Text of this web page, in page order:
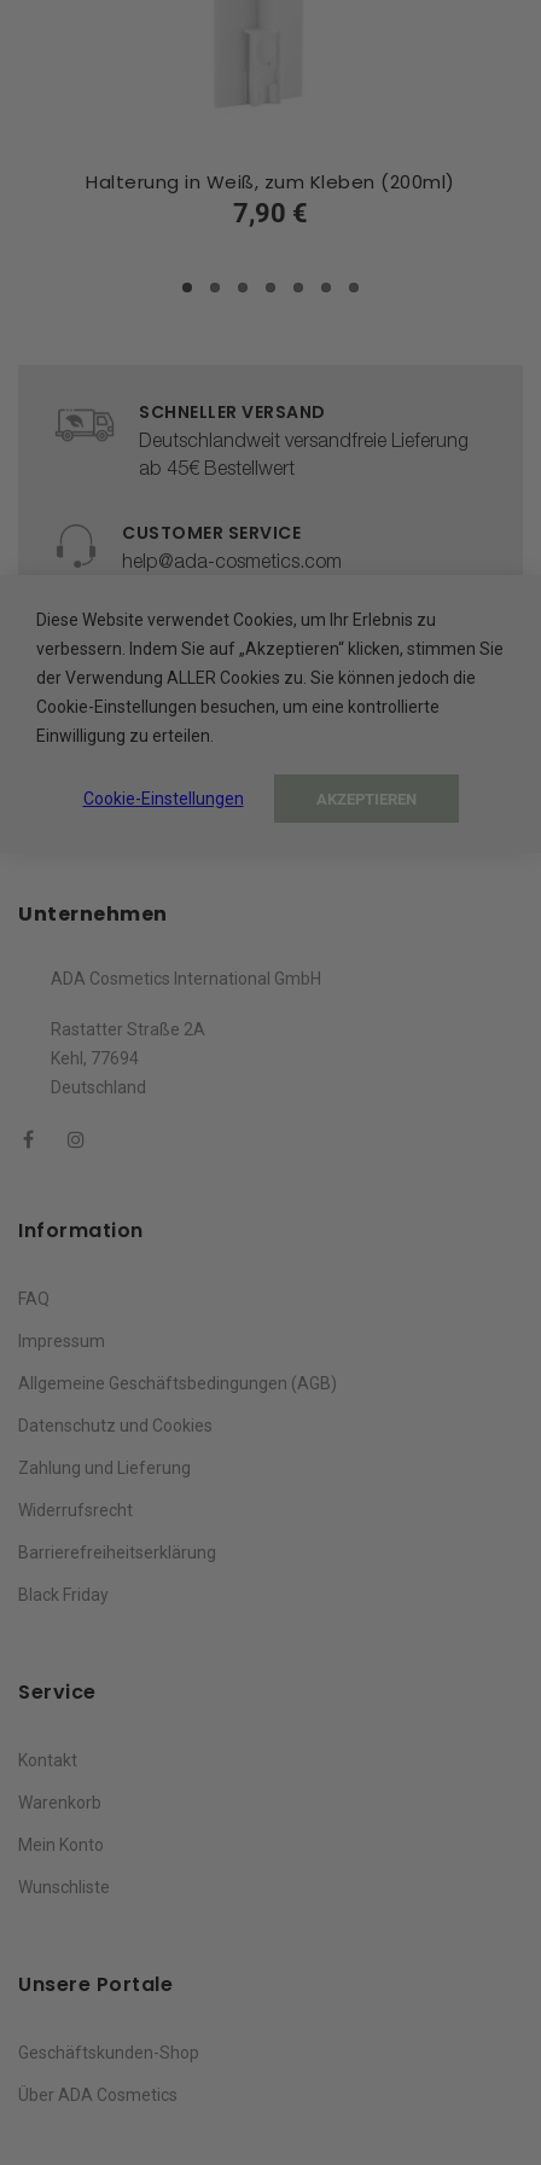
Halterung in Weiß, zum Kleben (200ml)
7,90 €
SCHNELLER VERSAND
Deutschlandweit versandfreie Lieferung
ab 45€ Bestellwert
CUSTOMER SERVICE
help@ada-cosmetics.com
HÖCHSTE PRODUKTQUALITÄT
Hergestellt in der EU
SICHERE BEZAHLUNG
Abgesichert durch Trusted Shops
Unternehmen
ADA Cosmetics International GmbH
Rastatter Straße 2A
Kehl, 77694
Deutschland
Information
FAQ
Impressum
Allgemeine Geschäftsbedingungen (AGB)
Datenschutz und Cookies
Zahlung und Lieferung
Widerrufsrecht
Barrierefreiheitserklärung
Black Friday
Service
Kontakt
Warenkorb
Mein Konto
Wunschliste
Unsere Portale
Geschäftskunden-Shop
Über ADA Cosmetics
Diese Website verwendet Cookies, um Ihr Erlebnis zu
verbessern. Indem Sie auf „Akzeptieren“ klicken, stimmen Sie
der Verwendung ALLER Cookies zu. Sie können jedoch die
Cookie-Einstellungen besuchen, um eine kontrollierte
Einwilligung zu erteilen.
Cookie-Einstellungen AKZEPTIEREN